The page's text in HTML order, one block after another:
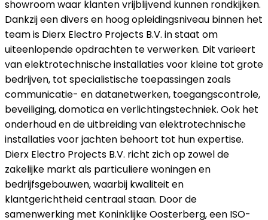
showroom waar klanten vrijblijvend kunnen rondkijken.
Dankzij een divers en hoog opleidingsniveau binnen het
team is Dierx Electro Projects B.V. in staat om
uiteenlopende opdrachten te verwerken. Dit varieert
van elektrotechnische installaties voor kleine tot grote
bedrijven, tot specialistische toepassingen zoals
communicatie- en datanetwerken, toegangscontrole,
beveiliging, domotica en verlichtingstechniek. Ook het
onderhoud en de uitbreiding van elektrotechnische
installaties voor jachten behoort tot hun expertise.
Dierx Electro Projects B.V. richt zich op zowel de
zakelijke markt als particuliere woningen en
bedrijfsgebouwen, waarbij kwaliteit en
klantgerichtheid centraal staan. Door de
samenwerking met Koninklijke Oosterberg, een ISO-